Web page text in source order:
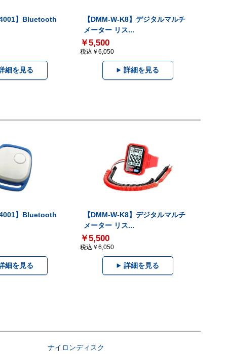
】Bluetooth
細を見る
【DMM-W-K8】デジタルマルチ
メーター リス...
￥5,500
税込￥6,050
詳細を見る
】Bluetooth
細を見る
【DMM-W-K8】デジタルマルチ
メーター リス...
￥5,500
税込￥6,050
詳細を見る
ナイロンディスク